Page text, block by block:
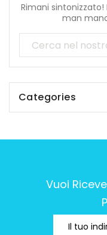
Rimani
man
Categories
Vuoi